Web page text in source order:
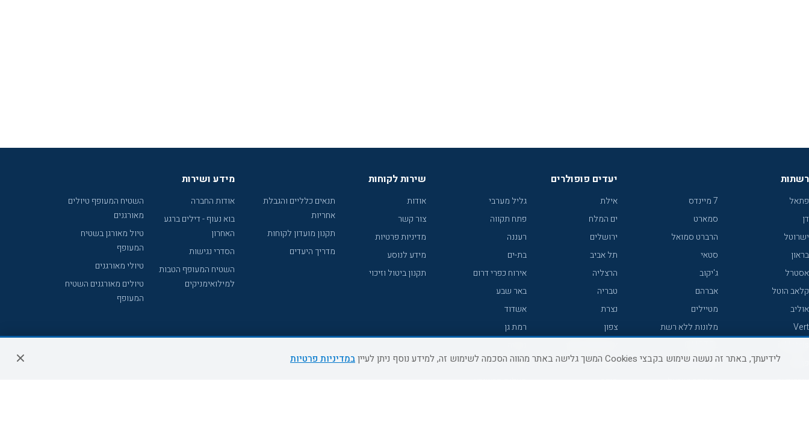
רשתות
פתאל
דן
ישרוטל
בראון
אסטרל
קלאב הוטל
אוליב
Vert
7 מיינדס
סמארט
הרברט סמואל
סטאי
ג'יקוב
אברהם
מטיילים
מלונות ללא רשת
קראון פלאזה
יעדים פופולרים
אילת
ים המלח
ירושלים
תל אביב
הרצליה
טבריה
נצרת
צפון
נתניה
גליל מערבי
פתח תקווה
רעננה
בת-ים
אירוח כפרי דרום
באר שבע
אשדוד
רמת גן
עכו
שירות לקוחות
אודות
צור קשר
מדיניות פרטיות
מידע לנוסע
תקנון ביטול וזיכוי
תנאים כלליים והגבלת
אחריות
תקנון מועדון לקוחות
מדריך היעדים
מידע ושירות
אודות החברה
בוא נעוף - דילים ברגע
האחרון
הסדרי נגישות
השטיח המעופף הטבות
למילואימניקים
השטיח המעופף טיולים
מאורגנים
טיול מאורגן בשטיח
המעופף
טיולי מאורגנים
טיולים מאורגנים השטיח
המעופף
לידיעתך, באתר זה נעשה שימוש בקבצי Cookies המשך גלישה באתר מהווה הסכמה לשימוש זה, למידע נוסף ניתן לעיין במדיניות פרטיות